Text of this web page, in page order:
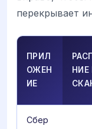
перекрывает
ПРИЛ
ОЖЕН
ИЕ
НИЕ
Сбер